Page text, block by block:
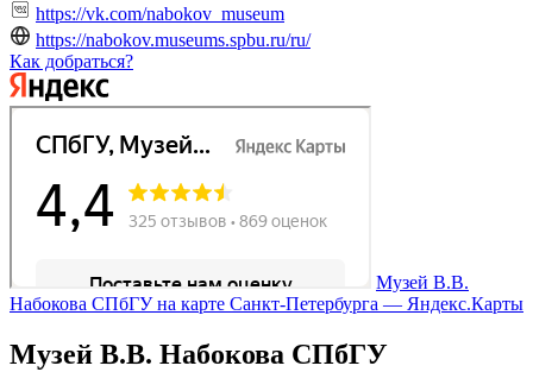
https://vk.com/nabokov_museum
https://nabokov.museums.spbu.ru/ru/
Как добраться?
Музей В.В.
Набокова СПбГУ на карте Санкт‑Петербурга — Яндекс.Карты
Музей В.В. Набокова СПбГУ